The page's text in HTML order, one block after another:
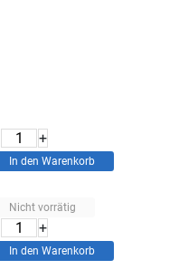
+
Nicht vorrätig
+